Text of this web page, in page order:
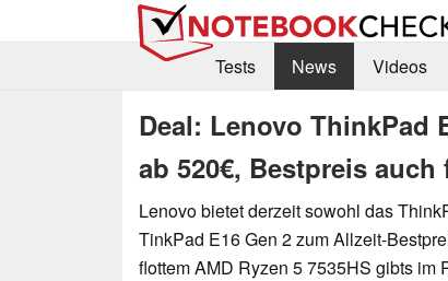
Tests
News Videos
Deal: Lenovo ThinkPad
ab 520€, Bestpreis
Lenovo bietet derzeit sowohl das
TinkPad E16 Gen 2 zum Allzeit-
flottem AMD Ryzen 5 7535HS gibts im